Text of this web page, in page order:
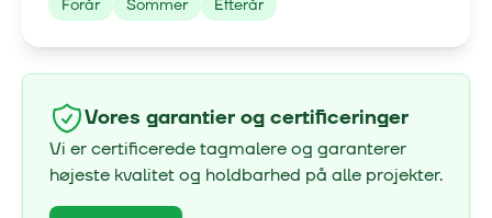
Forår Sommer Efterår
Vores garantier og certificeringer
Vi er certificerede tagmalere og garanterer
højeste kvalitet og holdbarhed på alle projekter.